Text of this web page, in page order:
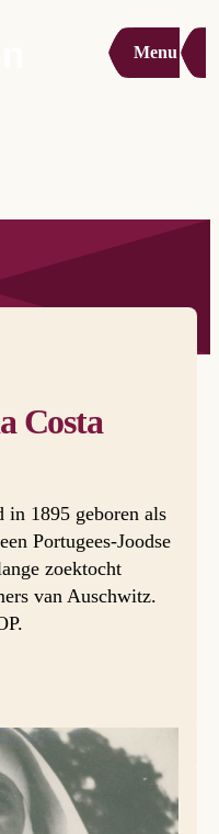
Menu
Costa
in 1895 geboren als
Portugees-Joodse
zoektocht
van Auschwitz.
hebbend,